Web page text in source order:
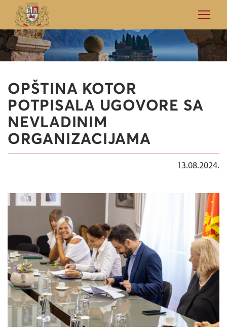
OPŠTINA KOTOR
POTPISALA UGOVORE SA
NEVLADINIM
ORGANIZACIJAMA
13.08.2024.